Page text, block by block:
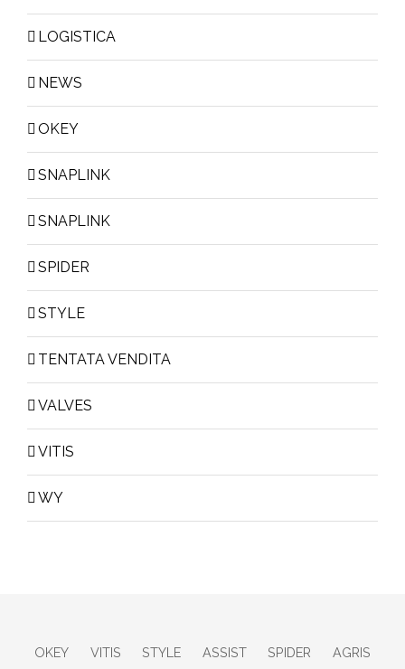
LOGISTICA
NEWS
OKEY
SNAPLINK
SNAPLINK
SPIDER
STYLE
TENTATA VENDITA
VALVES
VITIS
WY
OKEY VITIS STYLE ASSIST SPIDER AGRIS